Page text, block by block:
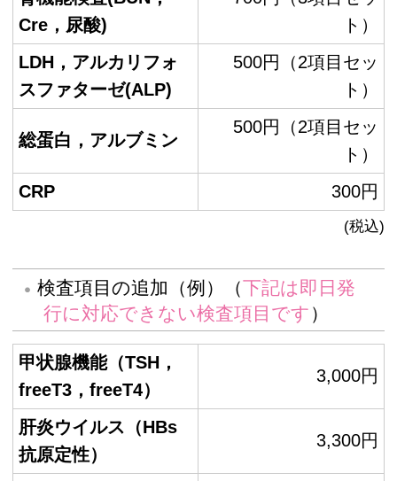
(税込)
Cre，尿酸)
ト）
LDH，アルカリフォ
スファターゼ(ALP)
500円（2項目セッ
ト）
総蛋白，アルブミン
500円（2項目セッ
ト）
CRP
300円
検査項目の追加（例）（下記は即日発
行に対応できない検査項目です ）
甲状腺機能（TSH，
freeT3，freeT4）
3,000円
肝炎ウイルス（HBs
抗原定性）
3,300円